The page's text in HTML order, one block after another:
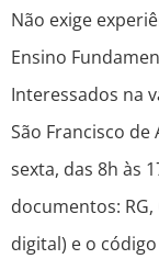
Não exige
Ensino
Interessados na
São Francisco de
sexta, das 8h às
documentos:
digital) e o